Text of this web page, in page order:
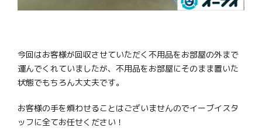
今回はお客様が回収させていただく不用品をお部屋の外まで
運んでくれていましたが、不用品をお部屋にそのまま置いた
状態でもちろん大丈夫です。
お客様の手を煩わせることはございませんのでイーブイスタ
ッフに全てお任せください！